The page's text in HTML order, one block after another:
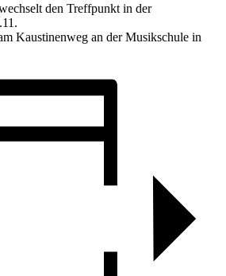
den Treffpunkt in der
Kaustinenweg an der Musikschule in